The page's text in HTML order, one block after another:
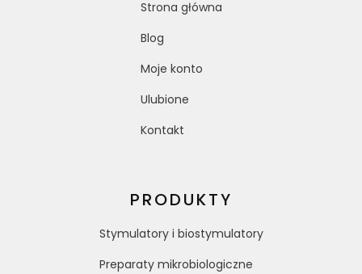
Strona główna
Blog
Moje konto
Ulubione
Kontakt
PRODUKTY
Stymulatory i biostymulatory
Preparaty mikrobiologiczne